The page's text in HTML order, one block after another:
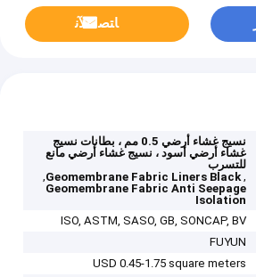
ﺎﺘﺼﻟ ﺍﻶﻧ
نسيج غشاء أرضي 0.5 مم ، بطانات نسيج
غشاء أرضي أسود ، نسيج غشاء أرضي مانع
للتسرب
,
Geomembrane Fabric Liners Black
,
Geomembrane Fabric Anti Seepage
Isolation
ISO, ASTM, SASO, GB, SONCAP, BV
FUYUN
USD 0.45-1.75 square meters